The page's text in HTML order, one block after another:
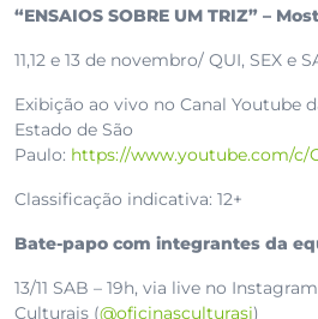
“ENSAIOS SOBRE UM TRIZ” –
11,12 e 13 de novembro/ QUI, SEX e
Exibição ao vivo no Canal Youtube
Estado de São
Paulo: https://www.youtube.com/c/
Classificação indicativa: 12+
Bate-papo com integrantes da
13/11 SAB – 19h, via live no
Culturais (@oficinasculturasi)